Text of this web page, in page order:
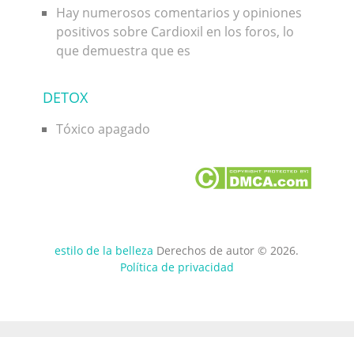
Hay numerosos comentarios y opiniones
positivos sobre Cardioxil en los foros, lo
que demuestra que es
DETOX
Tóxico apagado
estilo de la belleza Derechos de autor © 2026.
Política de privacidad